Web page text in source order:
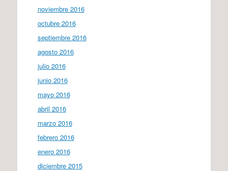
noviembre 2016
octubre 2016
septiembre 2016
agosto 2016
julio 2016
junio 2016
mayo 2016
abril 2016
marzo 2016
febrero 2016
enero 2016
diciembre 2015